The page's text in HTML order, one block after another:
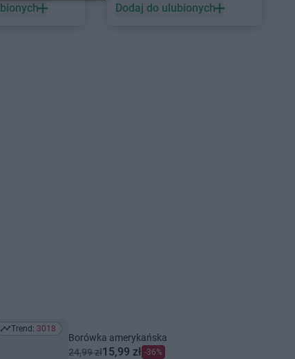
Dodaj do ulubionych
Trend: 3018
Trend: 3018
Borówka amerykańska
24,99 zł15,99 zł -36%